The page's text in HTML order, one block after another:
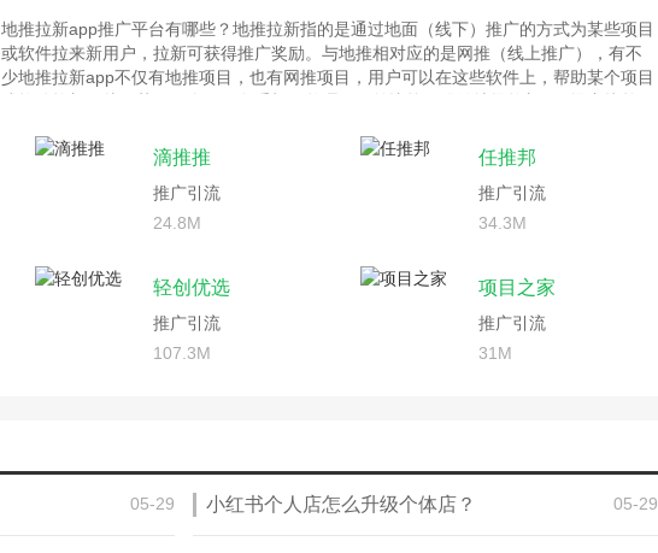
地推拉新app推广平台有哪些？地推拉新指的是通过地面（线下）推广的方式为某些项目
或软件拉来新用户，拉新可获得推广奖励。与地推相对应的是网推（线上推广），有不
少地推拉新app不仅有地推项目，也有网推项目，用户可以在这些软件上，帮助某个项目
滴推推
推广引流
24.8M
任推邦
推广引流
34.3M
轻创优选
推广引流
107.3M
项目之家
推广引流
31M
05-29 小红书个人店怎么升级个体店？ 05-29